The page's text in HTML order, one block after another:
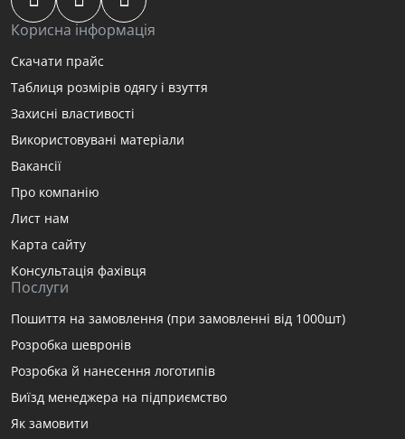
Корисна інформація
Скачати прайс
Таблиця розмірів одягу і взуття
Захисні властивості
Використовувані матеріали
Вакансії
Про компанію
Лист нам
Карта сайту
Консультація фахівця
Послуги
Пошиття на замовлення (при замовленні від 1000шт)
Розробка шевронів
Розробка й нанесення логотипів
Виїзд менеджера на підприємство
Як замовити